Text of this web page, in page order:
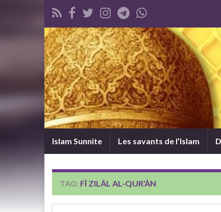
Islam Sunnite Les savants de l’Islam
TAG: FÎ ZILÂL AL-QUR’ÂN